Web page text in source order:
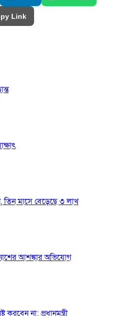
Link
মাসে বেড়েছে ৩ লাখ
আশঙ্কার অভিযোগ
করবেন না: প্রধানমন্ত্রী